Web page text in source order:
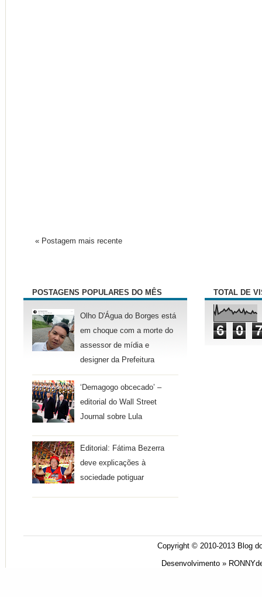
« Postagem mais recente
POSTAGENS POPULARES DO MÊS
Olho D'Água do Borges está
em choque com a morte do
assessor de mídia e
designer da Prefeitura
‘Demagogo obcecado’ –
editorial do Wall Street
Journal sobre Lula
Editorial: Fátima Bezerra
deve explicações à
sociedade potiguar
TOTAL DE
6 0 7
Copyright © 2010-2013 Blog
Desenvolvimento »